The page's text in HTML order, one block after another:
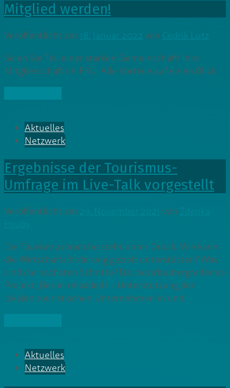
Mitglied werden!
Veröffentlicht am 18. Januar 2022von Cedrik Lutz
Seien Sie Teil einer starken Gemeinschaft! Ihre
Mitgliedschaft im FKU: Alle Vorteile auf einen Blick
Aktuelles
Netzwerk
Ergebnisse der Tourismus-
Umfrage im Live-Talk vorgestellt
Veröffentlicht am von
Die Tourismusbranche steht unter Druck. Wie kann
die Wirtschaftsförderung gezielt unterstützen? Was
sind die nächsten Schritte? Das bezirksübergreifende
Projekt „Berlin reloaded I – Unterstützung der
lokalen touristischen Unternehmen in und
Aktuelles
Netzwerk